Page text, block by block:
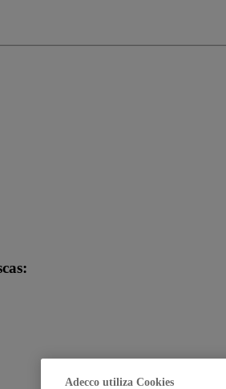
Adecco utiliza Cookies